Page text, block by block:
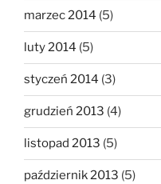
marzec 2014 (5)
luty 2014 (5)
styczeń 2014 (3)
grudzień 2013 (4)
listopad 2013 (5)
październik 2013 (5)